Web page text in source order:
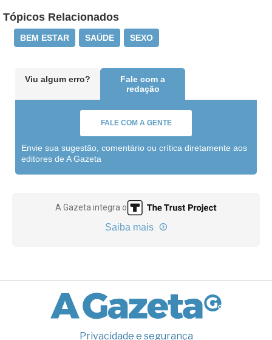
Tópicos Relacionados
BEM ESTAR SAÚDE SEXO
Viu algum erro?
Fale com a
redação
FALE COM A GENTE
Envie sua sugestão, comentário ou crítica diretamente aos
editores de A Gazeta
A Gazeta integra o
Saiba mais
Privacidade e segurança